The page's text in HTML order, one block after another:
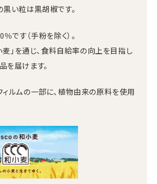
い粒は黒胡椒です。
です（手粉を除く）。
」を通じ、食料自給率の向上を目指し
を届けます。
ィルムの一部に、植物由来の原料を使用